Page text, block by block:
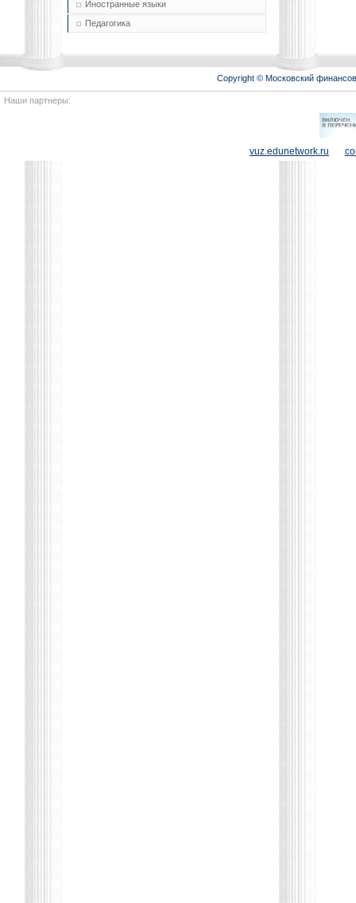
Иностранные языки
Педагогика
Copyright © Московский
Наши партнеры:
vuz.edunetwork.ru